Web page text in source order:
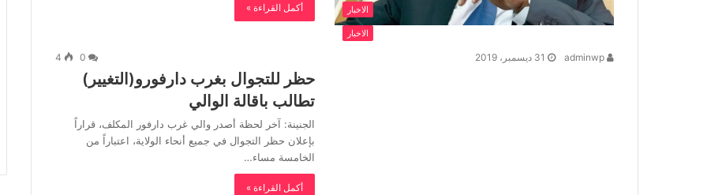
الاخبار أكمل القراءة »
الاخبار
31 ديسمبر، 2019 4
حظر للتجوال بغرب دارفورو(التغيير)
تطالب باقالة الوالي
الجنينة: آخر لحظة أصدر والي غرب دارفور المكلف، قراراً
بإعلان حظر التجوال في جميع أنحاء الولاية، اعتباراً من
الخامسة مساء…
أكمل القراءة »